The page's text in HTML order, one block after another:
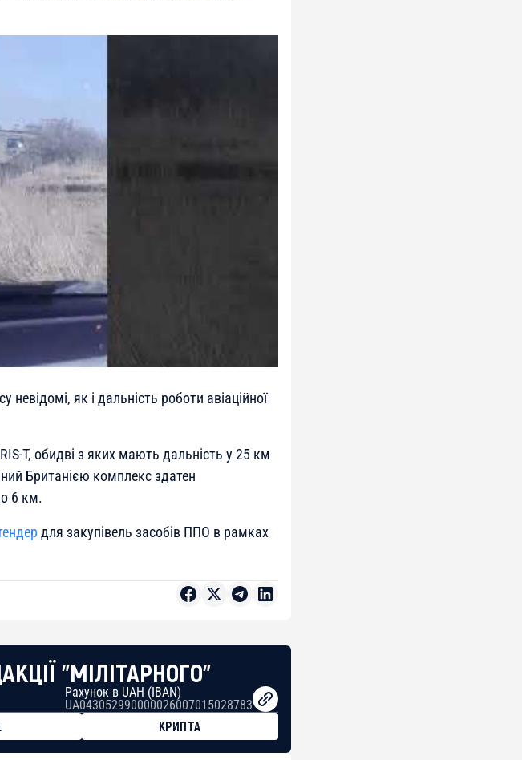
невідомі, як і дальність роботи авіаційної
T, обидві з яких мають дальність у 25 км
Британією комплекс здатен
6 км.
для закупівель засобів ППО в рамках
"МІЛІТАРНОГО"
Рахунок в UAH (IBAN)
UA043052990000026007015028783
КРИПТА